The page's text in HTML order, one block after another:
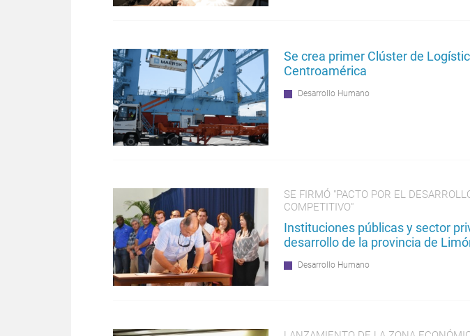
Se crea primer Clúster de
Centroamérica
Desarrollo Humano
SE FIRMÓ "PACTO POR EL
COMPETITIVO"
Instituciones públicas y sector
desarrollo de la provincia de
Desarrollo Humano